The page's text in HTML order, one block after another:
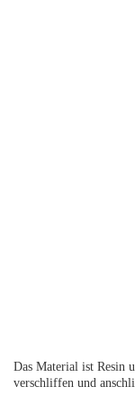
Das Material ist Resin
verschliffen und